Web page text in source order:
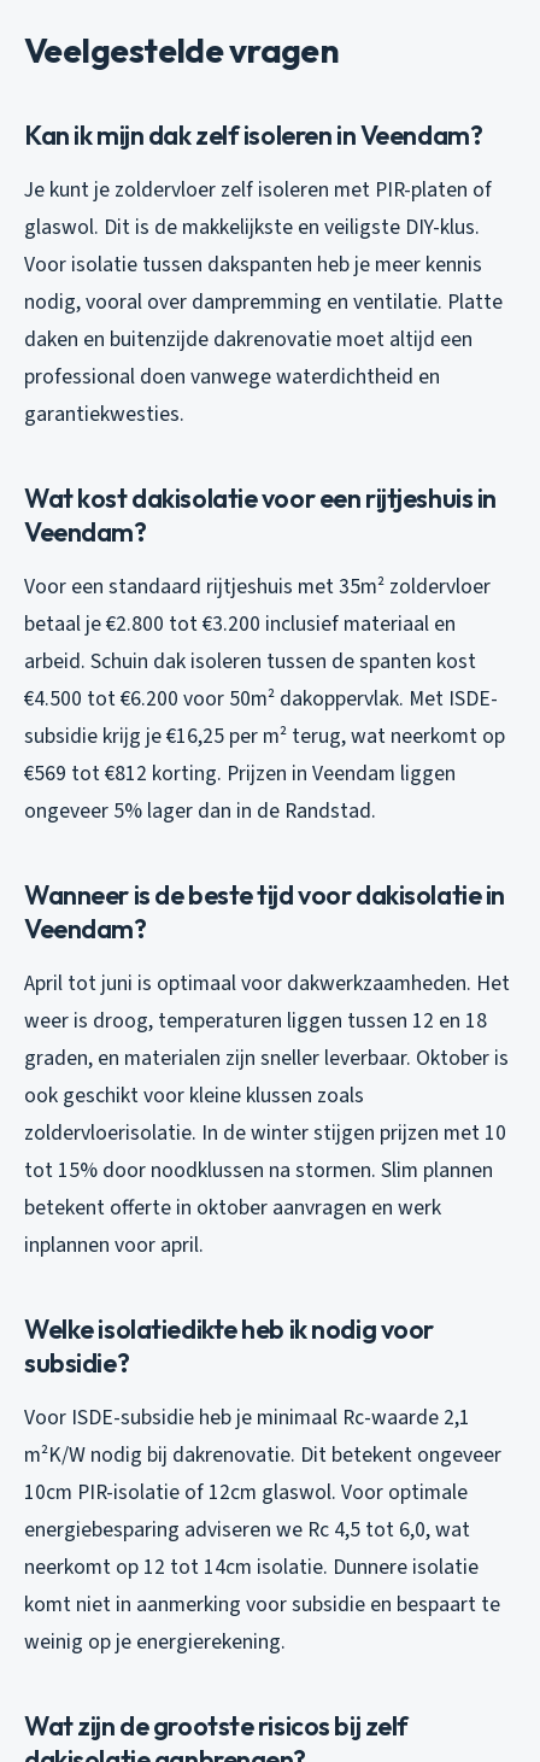
Veelgestelde vragen
Kan ik mijn dak zelf isoleren in Veendam?
Je kunt je zoldervloer zelf isoleren met PIR-platen of
glaswol. Dit is de makkelijkste en veiligste DIY-klus.
Voor isolatie tussen dakspanten heb je meer kennis
nodig, vooral over dampremming en ventilatie. Platte
daken en buitenzijde dakrenovatie moet altijd een
professional doen vanwege waterdichtheid en
garantiekwesties.
Wat kost dakisolatie voor een rijtjeshuis in
Veendam?
Voor een standaard rijtjeshuis met 35m² zoldervloer
betaal je €2.800 tot €3.200 inclusief materiaal en
arbeid. Schuin dak isoleren tussen de spanten kost
€4.500 tot €6.200 voor 50m² dakoppervlak. Met ISDE-
subsidie krijg je €16,25 per m² terug, wat neerkomt op
€569 tot €812 korting. Prijzen in Veendam liggen
ongeveer 5% lager dan in de Randstad.
Wanneer is de beste tijd voor dakisolatie in
Veendam?
April tot juni is optimaal voor dakwerkzaamheden. Het
weer is droog, temperaturen liggen tussen 12 en 18
graden, en materialen zijn sneller leverbaar. Oktober is
ook geschikt voor kleine klussen zoals
zoldervloerisolatie. In de winter stijgen prijzen met 10
tot 15% door noodklussen na stormen. Slim plannen
betekent offerte in oktober aanvragen en werk
inplannen voor april.
Welke isolatiedikte heb ik nodig voor
subsidie?
Voor ISDE-subsidie heb je minimaal Rc-waarde 2,1
m²K/W nodig bij dakrenovatie. Dit betekent ongeveer
10cm PIR-isolatie of 12cm glaswol. Voor optimale
energiebesparing adviseren we Rc 4,5 tot 6,0, wat
neerkomt op 12 tot 14cm isolatie. Dunnere isolatie
komt niet in aanmerking voor subsidie en bespaart te
weinig op je energierekening.
Wat zijn de grootste risicos bij zelf